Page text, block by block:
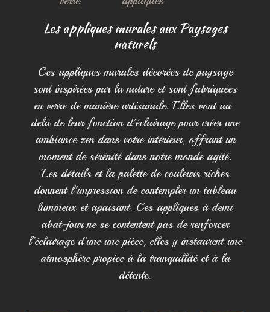
Les appliques murales aux Paysages
naturels
Ces appliques murales décorées de paysage
sont inspirées par la nature et sont fabriquées
en verre de manière artisanale. Elles vont au-
delà de leur fonction d'éclairage pour créer une
ambiance zen dans votre intérieur, offrant un
moment de sérénité dans notre monde agité.
Les détails et la palette de couleurs riches
donnent l'impression de contempler un tableau
lumineux et apaisant. Ces appliques à demi
abat-jour ne se contentent pas de renforcer
l'éclairage d'une une pièce, elles y instaurent une
atmosphère propice à la tranquillité et à la
détente.